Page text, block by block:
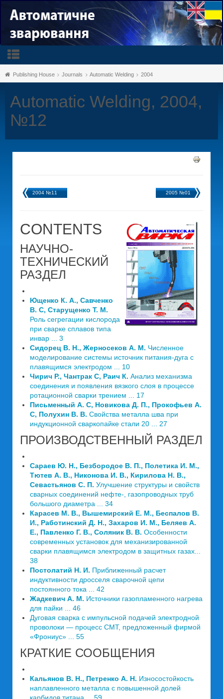
Publishing House Journals Automatic Welding 2004
Automatic Welding, 2004,
№12
2004 №11 2005 №01
CONTENTS
НАУЧНО-
ТЕХНИЧЕСКИЙ
РАЗДЕЛ
Ющенко К. А., Савченко
В. С, Старущенко Т. М.
Роль сегрегации кислорода
при сварке сплавов типа
инвар ... 3
Сидорец В. Н., Жерносеков А. М. Численное
моделирование системы источник питания-дуга с
плавящимся электродом ... 10
Чирич Р., Чантрак С, Раич К. Анализ механизма
соединения и появления вязкого слоя в процессе
ротационной сварки трением ... 17
Письменный А. С, Новикова Д. П., Прокофьев А.
С, Полухин В. В. Свойства металла шва при
индукционной сваркопайке стали 20 ... 27
ПРОИЗВОДСТВЕННЫЙ РАЗДЕЛ
Сараев Ю. Н., Безбородое В. П., Полетика И. М.,
Тютев А. В., Никонова И. В., Кирилова Н. В.,
Севастьянов С. П. Улучшение структуры и свойств
сварных соединений нефте-, газопроводных труб
большого диаметра ... 34
Карасев М. В., Вышемирский Е. М., Беспалов В.
И., Работинский Д. Н., Захаров И. М., Беляев А.
Е., Павленко Г. В., Соляник В. В. Особенности
современных установок для механизированной
сварки плавящимся электродом в защитных газах...
38
Постолатий Н. И. Приближенный расчет
индуктивности дросселя сварочной цепи
постоянного тока ... 42
Жадкевич А. М. Источники газопламенного нагрева
для пайки ... 46
Дуговая сварка с импульсной подачей электродной
проволоки — процесс СМТ, предложенный фирмой
«Фрониус» ... 55
КРАТКИЕ СООБЩЕНИЯ
Кальянов В. Н., Петренко А. Н. Износостойкость
наплавленного металла с повышенной долей